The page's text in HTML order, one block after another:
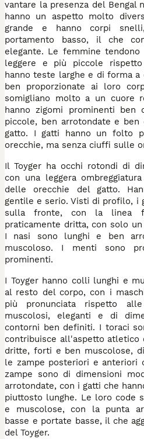
vantare la presenza del Bengal
hanno un aspetto molto
grande e hanno corpi
portamento basso, il che
elegante. Le femmine
leggere e più piccole
hanno teste larghe e di forma a
ben proporzionate ai loro
somigliano molto a un cuore
hanno zigomi prominenti ben
piccole, ben arrotondate e
gatto. I gatti hanno un folto
orecchie, ma senza ciuffi sulle
Il Toyger ha occhi rotondi di
con una leggera
delle orecchie del gatto.
gentile e serio. Visti di profilo, i
sulla fronte, con la linea
praticamente dritta, con solo un
I nasi sono lunghi e ben
muscoloso. I menti sono
prominenti.
I Toyger hanno colli lunghi e
al resto del corpo, con i
più pronunciata rispetto
muscolosi, eleganti e di
contorni ben definiti. I toraci
contribuisce all'aspetto atletico
dritte, forti e ben muscolose,
le zampe posteriori e anteriori
zampe sono di dimensioni
arrotondate, con i gatti che
piuttosto lunghe. Le loro code
e muscolose, con la punta
basse e portate basse, il che
del Toyger.